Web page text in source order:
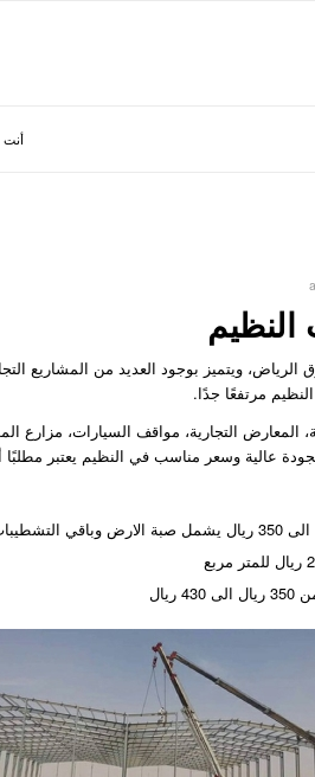
أنت
ويتميز بوجود العديد من المشاريع
مرتفعًا جدًا.
التجارية، مواقف السيارات، مزارع
عالية وسعر مناسب في النظيم يعتبر مطلبًا